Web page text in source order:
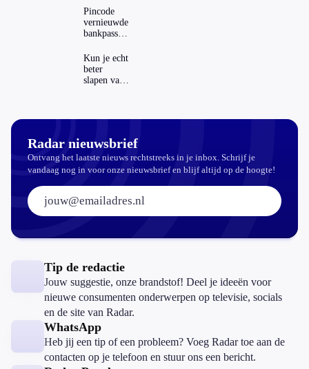
regels in
Nederland
en het
buitenland
Pincode
vernieuwde
bankpassen
ING-app:
is dat wel
veilig?
Kun je echt
beter
slapen van
Radar nieuwsbrief
Ontvang het laatste nieuws rechtstreeks in je inbox. Schrijf je
vandaag nog in voor onze nieuwsbrief en blijf altijd op de hoogte!
E-mailadres:
Tip de redactie
Jouw suggestie, onze brandstof! Deel je ideeën voor
nieuwe consumenten onderwerpen op televisie, socials
en de site van Radar.
WhatsApp
Heb jij een tip of een probleem? Voeg Radar toe aan de
contacten op je telefoon en stuur ons een bericht.